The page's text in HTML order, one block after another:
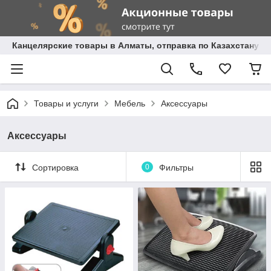
Канцелярские товары в Алматы, отправка по Казахстану.
Товары и услуги Мебель Аксессуары
Аксессуары
Сортировка 0 Фильтры